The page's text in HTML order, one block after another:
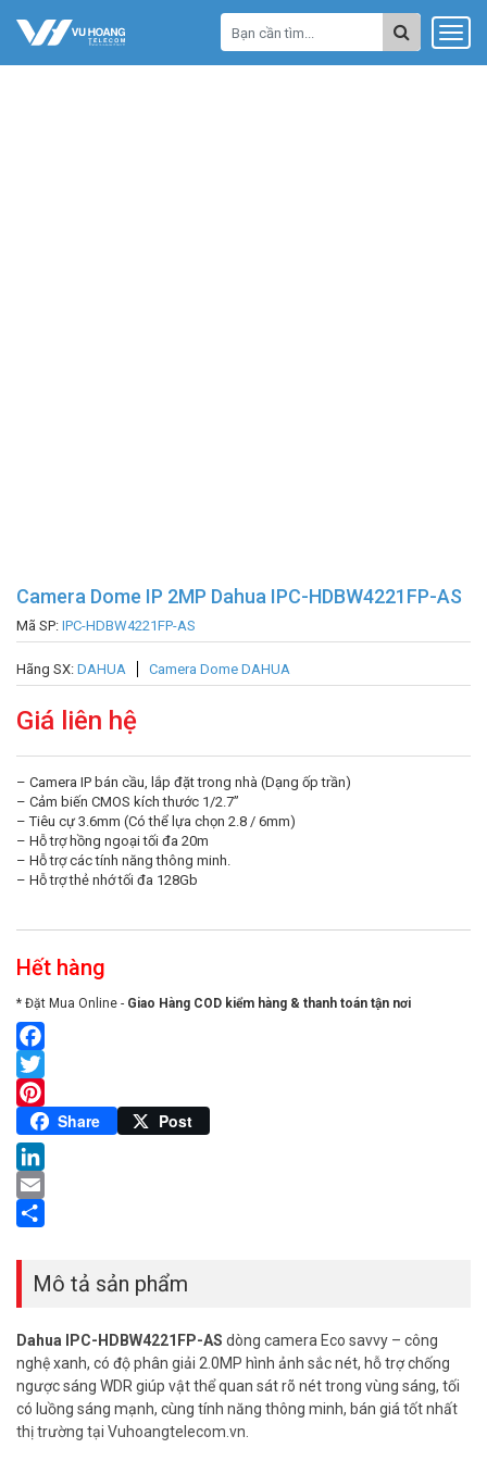
Camera Dome IP 2MP Dahua IPC-HDBW4221FP-AS
Mã SP: IPC-HDBW4221FP-AS
Hãng SX: DAHUA Camera Dome DAHUA
Giá liên hệ
– Camera IP bán cầu, lắp đặt trong nhà (Dạng ốp trần)
– Cảm biến CMOS kích thước 1/2.7”
– Tiêu cự 3.6mm (Có thể lựa chọn 2.8 / 6mm)
– Hỗ trợ hồng ngoại tối đa 20m
– Hỗ trợ các tính năng thông minh.
– Hỗ trợ thẻ nhớ tối đa 128Gb
Hết hàng
* Đặt Mua Online - Giao Hàng COD kiểm hàng & thanh toán tận nơi
Facebook
Twitter
Pinterest
Share Post
LinkedIn
Email
Mô tả sản phẩm
Dahua IPC-HDBW4221FP-AS dòng camera Eco savvy – công
nghệ xanh, có độ phân giải 2.0MP hình ảnh sắc nét, hỗ trợ chống
ngược sáng WDR giúp vật thể quan sát rõ nét trong vùng sáng, tối
có luồng sáng mạnh, cùng tính năng thông minh, bán giá tốt nhất
thị trường tại Vuhoangtelecom.vn.